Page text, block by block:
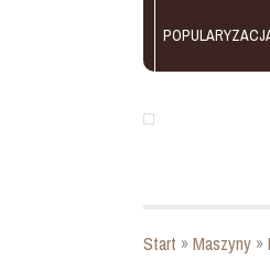
Start »Maszyny »